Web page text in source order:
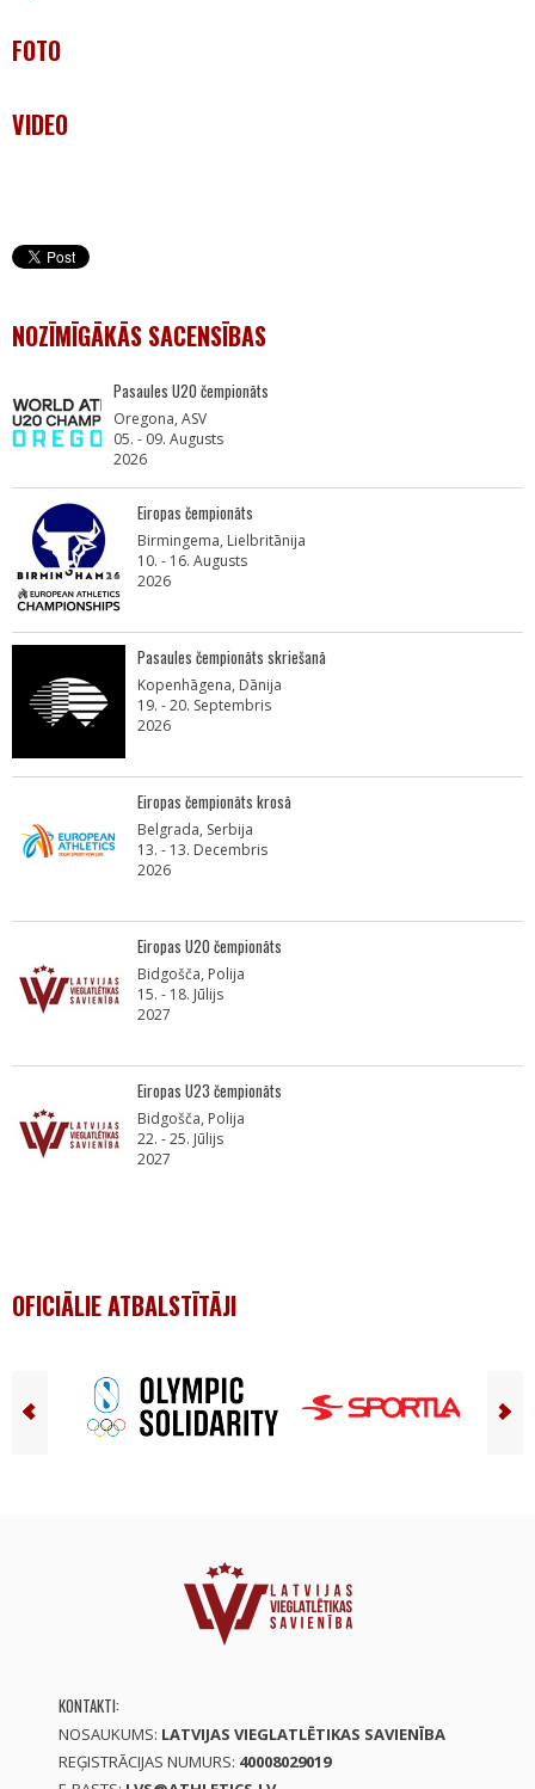
FOTO
VIDEO
NOZĪMĪGĀKĀS SACENSĪBAS
Pasaules U20 čempionāts
Oregona, ASV
05. - 09. Augusts
2026
Eiropas čempionāts
Birmingema, Lielbritānija
10. - 16. Augusts
2026
Pasaules čempionāts skriešanā
Kopenhāgena, Dānija
19. - 20. Septembris
2026
Eiropas čempionāts krosā
Belgrada, Serbija
13. - 13. Decembris
2026
Eiropas U20 čempionāts
Bidgošča, Polija
15. - 18. Jūlijs
2027
Eiropas U23 čempionāts
Bidgošča, Polija
22. - 25. Jūlijs
2027
OFICIĀLIE ATBALSTĪTĀJI
KONTAKTI:
NOSAUKUMS: LATVIJAS VIEGLATLĒTIKAS SAVIENĪBA
REĢISTRĀCIJAS NUMURS: 40008029019